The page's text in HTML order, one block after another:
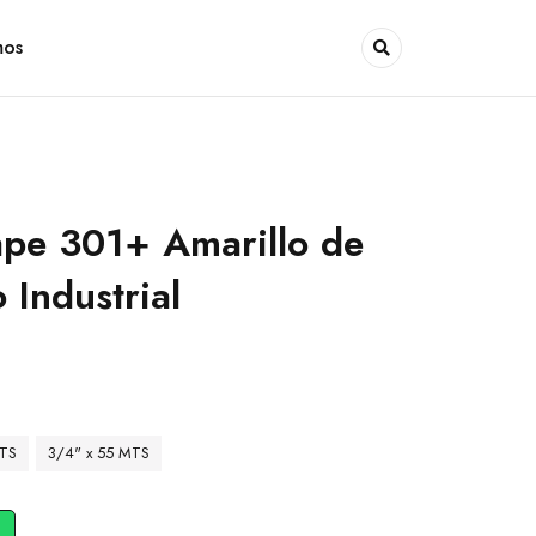
301+ Amarillo de
Industrial
3/4" x 55 MTS